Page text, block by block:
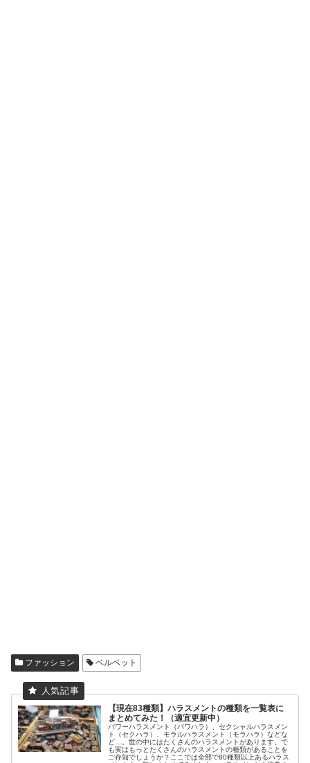
ファッション ベルベット
【現在83種類】ハラスメントの種類を一覧表に
まとめてみた！（適宜更新中）
パワーハラスメント（パワハラ）、セクシャルハラスメン
ト（セクハラ）、モラルハラスメント（モラハラ）などな
ど…。世の中にはたくさんのハラスメントがあります。で
も実はもっとたくさんのハラスメントの種類があることを
ご存知でしょうか？ここでは全部で80種類以上あるハラス